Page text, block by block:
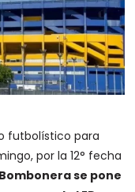
futbolístico para
por la 12° fecha
se pone